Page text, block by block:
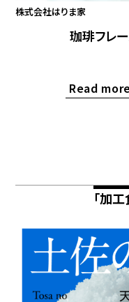
株式会社はりま家
珈琲フレ
Read
「加